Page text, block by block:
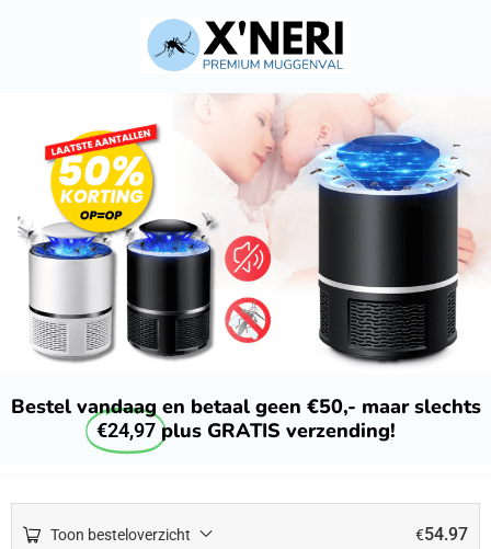
Bestel vandaag en betaal geen €50,- maar slechts
€24,97 plus GRATIS verzending!
Toon besteloverzicht €54.97